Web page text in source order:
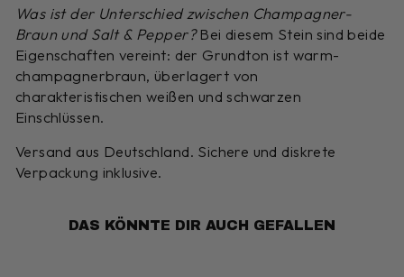
Was ist der Unterschied zwischen Champagner-
Braun und Salt & Pepper?Bei diesem Stein sind beide
Eigenschaften vereint: der Grundton ist warm-
champagnerbraun, überlagert von
charakteristischen weißen und schwarzen
Einschlüssen.
Versand aus Deutschland. Sichere und diskrete
Verpackung inklusive.
DAS KÖNNTE DIR AUCH GEFALLEN